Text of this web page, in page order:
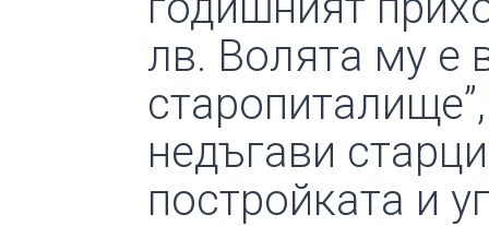
лв. Волята му е
недъгави
постройката и